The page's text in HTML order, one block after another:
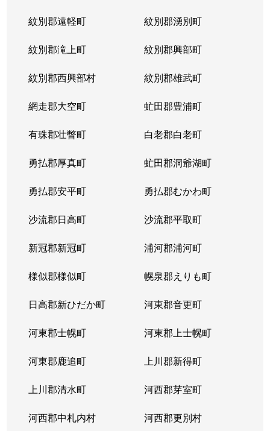
紋別郡遠軽町 紋別郡湧別町
紋別郡滝上町 紋別郡興部町
紋別郡西興部村 紋別郡雄武町
網走郡大空町 虻田郡豊浦町
有珠郡壮瞥町 白老郡白老町
勇払郡厚真町 虻田郡洞爺湖町
勇払郡安平町 勇払郡むかわ町
沙流郡日高町 沙流郡平取町
新冠郡新冠町 浦河郡浦河町
様似郡様似町 幌泉郡えりも町
日高郡新ひだか町 河東郡音更町
河東郡士幌町 河東郡上士幌町
河東郡鹿追町 上川郡新得町
上川郡清水町 河西郡芽室町
河西郡中札内村 河西郡更別村